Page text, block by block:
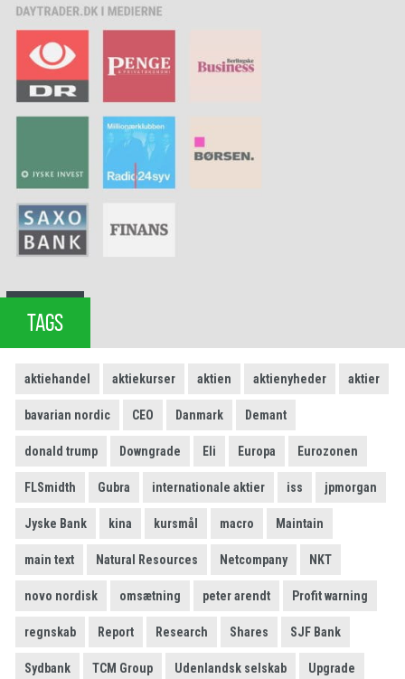
TAGS
aktiehandel aktiekurser aktien aktienyheder aktier
bavarian nordic CEO Danmark Demant
donald trump Downgrade Eli Europa Eurozonen
FLSmidth Gubra internationale aktier iss jpmorgan
Jyske Bank kina kursmål macro Maintain
main text Natural Resources Netcompany NKT
novo nordisk omsætning peter arendt Profit warning
regnskab Report Research Shares SJF Bank
Sydbank TCM Group Udenlandsk selskab Upgrade